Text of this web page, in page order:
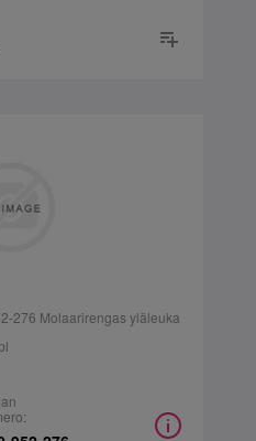
276 Molaarirengas yläleuka